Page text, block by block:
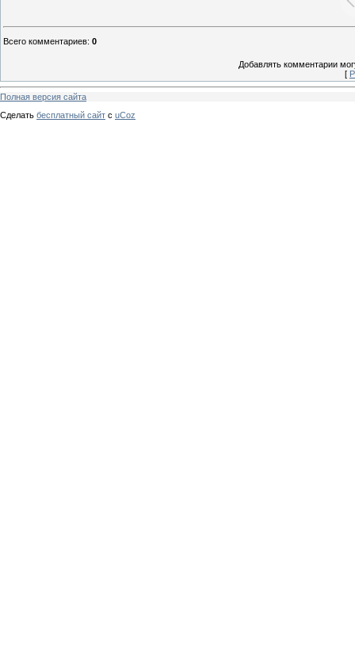
Всего комментариев: 0
Добавлять комментарии
[
Полная версия сайта
Сделать бесплатный сайт с uCoz